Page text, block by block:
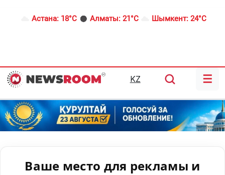
Астана: 18°C Алматы: 21°C Шымкент: 24°C
KZ ☰
Ваше место для рекламы и